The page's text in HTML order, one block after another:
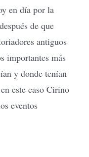
en día por la
de que
antiguos
importantes más
y donde tenían
este caso Cirino
eventos